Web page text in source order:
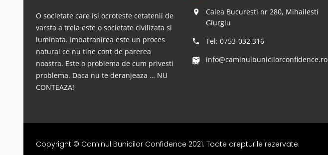
O societate care isi ocroteste cetatenii de
varsta a treia este o societate civilizata si
luminata. Imbatranirea este un proces
natural ce nu tine cont de parerea
noastra. Este o problema de cum privesti
problema. Daca nu te deranjeaza … NU
CONTEAZA!
Calea Bucuresti nr 280, Mihailesti
Giurgiu
Tel: 0753-032.316
info@caminulbunicilorconfidence.ro
<
br
>
Copyright © Caminul Bunicilor Confidence 2021. Toate drepturile rezervate.